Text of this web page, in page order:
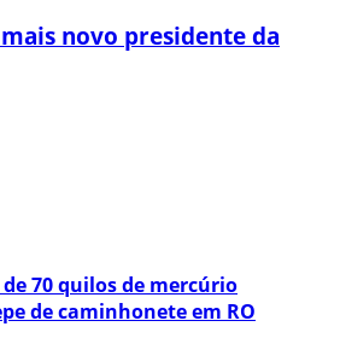
novo presidente da
70 quilos de mercúrio
de caminhonete em RO